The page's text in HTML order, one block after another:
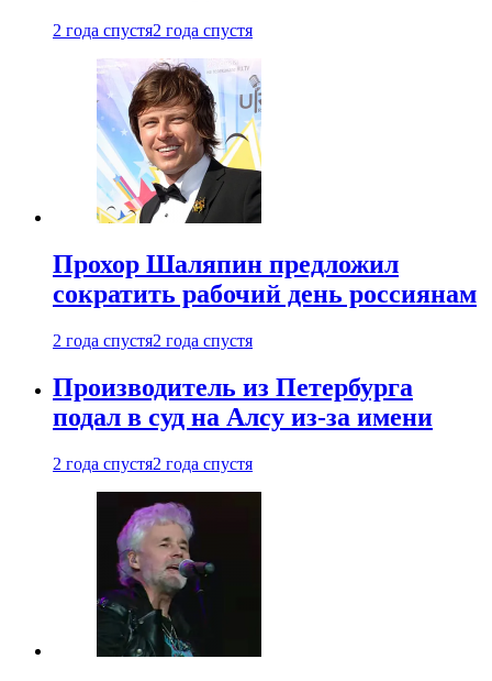
2 года спустя2 года спустя
Прохор Шаляпин предложил
сократить рабочий день россиянам
2 года спустя2 года спустя
Производитель из Петербурга
подал в суд на Алсу из-за имени
2 года спустя2 года спустя